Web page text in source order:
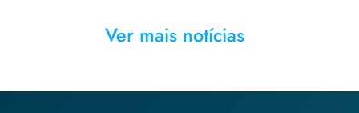
Ver mais notícias